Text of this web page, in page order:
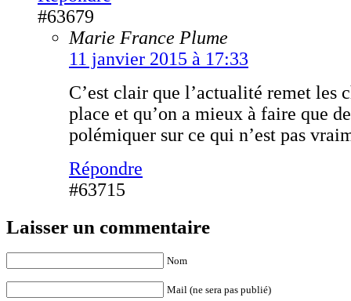
#63679
Marie France Plume
11 janvier 2015 à 17:33
C’est clair que l’actualité remet les
place et qu’on a mieux à faire que
polémiquer sur ce qui n’est pas
Répondre
#63715
Laisser un commentaire
Nom
Mail (ne sera pas publié)